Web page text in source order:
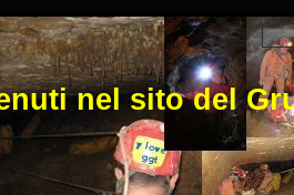
nel sito del